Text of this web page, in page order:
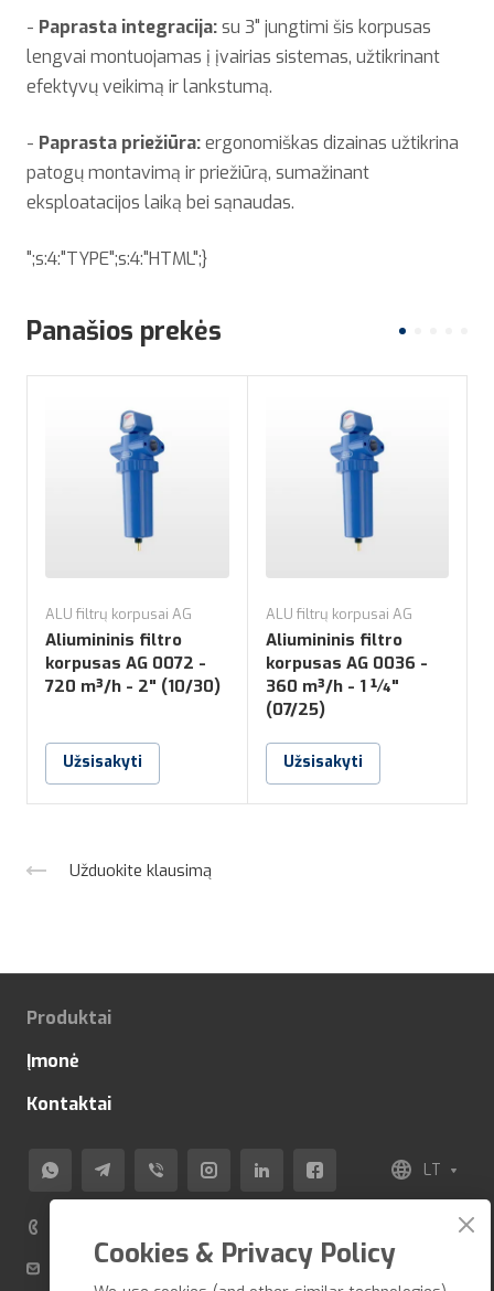
- Paprasta integracija:su 3" jungtimi šis korpusas
lengvai montuojamas į įvairias sistemas, užtikrinant
efektyvų veikimą ir lankstumą.
- Paprasta priežiūra:ergonomiškas dizainas užtikrina
patogų montavimą ir priežiūrą, sumažinant
eksploatacijos laiką bei sąnaudas.
";s:4:"TYPE";s:4:"HTML";}
Panašios prekės
ALU filtrų korpusai AG
Aliumininis filtro
korpusas AG 0072 -
720 m³/h - 2" (10/30)
Užsisakyti
ALU filtrų korpusai AG
Aliumininis filtro
korpusas AG 0036 -
360 m³/h - 1 ¼"
(07/25)
Užsisakyti
Užduokite klausimą
Produktai
Įmonė
Kontaktai
LT
info@veza-e.lt
Cookies & Privacy Policy